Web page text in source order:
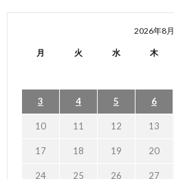
2026年8月
月 火 水 木
3 4 5 6
10 11 12 13
17 18 19 20
24 25 26 27